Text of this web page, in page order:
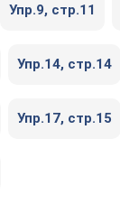
Упр.9, cтр.11
Упр.14, cтр.14
Упр.17, cтр.15